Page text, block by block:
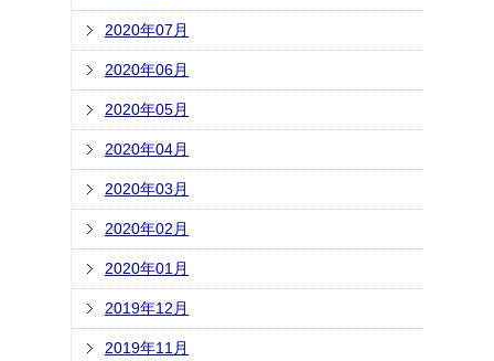
2020年07月
2020年06月
2020年05月
2020年04月
2020年03月
2020年02月
2020年01月
2019年12月
2019年11月